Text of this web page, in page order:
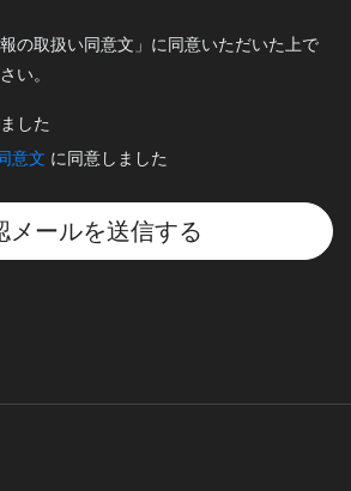
の取扱い同意文」に同意いただいた上で
い。
した
意文 に同意しました
メールを送信する